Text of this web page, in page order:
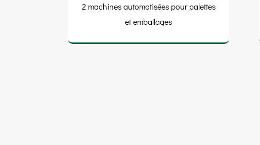
2 machines automatisées pour palettes
et emballages